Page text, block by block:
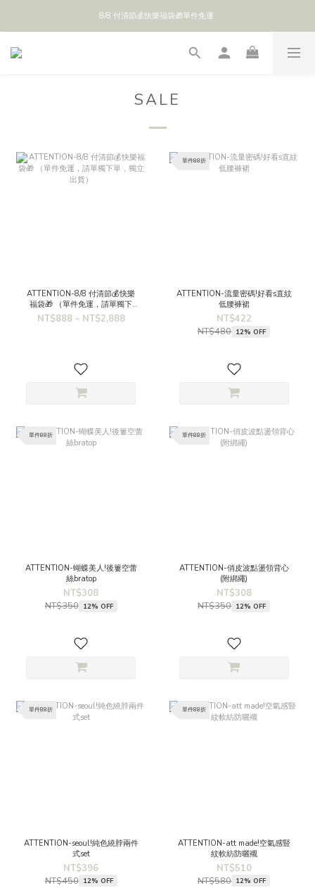
全館 $888 免運
8/8 付清節💰快樂福袋🎁單件免運
SALE
ATTENTION-8/8 付清節💰快樂
福袋🎁 （單件免運，請單獨下
單，獨立出貨）
NT$888 ~ NT$2,888
單件88折
ATTENTION-流量密碼!好看s直紋
低腰褲裙
NT$422
NT$480 12% OFF
單件88折
ATTENTION-蝴蝶美人!後簍空蕾
絲bratop
NT$308
NT$350 12% OFF
單件88折
ATTENTION-俏皮波點盪領背心
(附綁繩)
NT$308
NT$350 12% OFF
單件88折
ATTENTION-seoul!純色繞脖兩件
式set
NT$396
NT$450 12% OFF
單件88折
ATTENTION-att made!空氣感豎
紋軟紡防曬襯
NT$510
NT$580 12% OFF